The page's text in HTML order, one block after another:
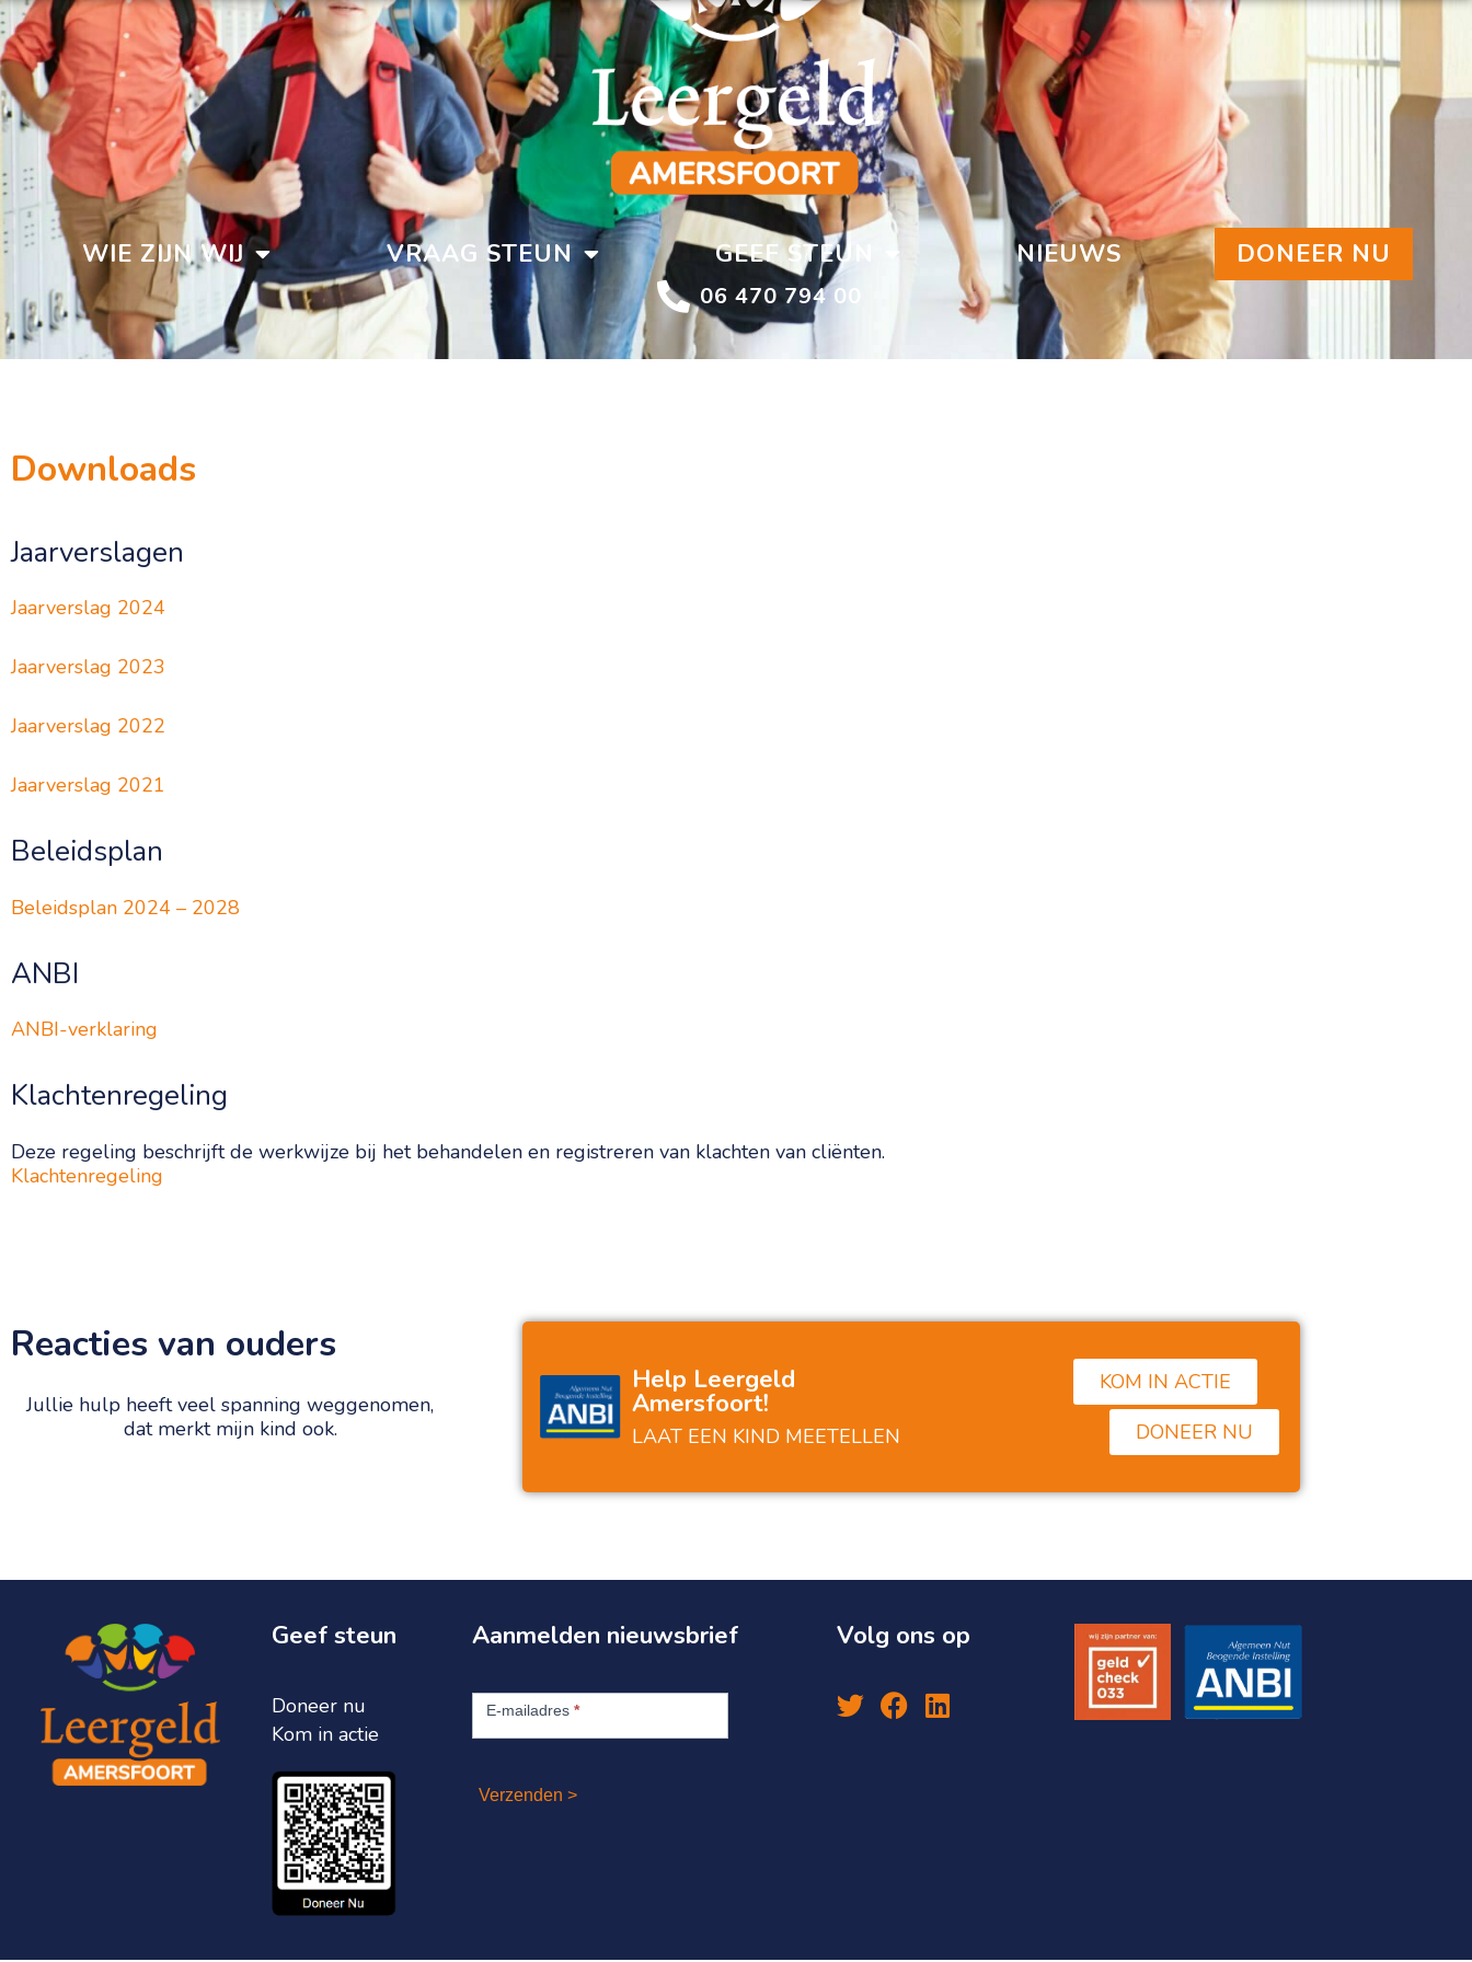
WIE ZIJN WIJ VRAAG STEUN GEEF STEUN NIEUWS DONEER NU
06 470 794 00
Downloads
Jaarverslagen
Jaarverslag 2024
Jaarverslag 2023
Jaarverslag 2022
Jaarverslag 2021
Beleidsplan
Beleidsplan 2024 – 2028
ANBI
ANBI-verklaring
Klachtenregeling
Deze regeling beschrijft de werkwijze bij het behandelen en registreren van klachten van cliënten.
Klachtenregeling
Reacties van ouders
Jullie hulp heeft veel spanning weggenomen,
dat merkt mijn kind ook.
Leergeld stond klaar en hielp zonder te
oordelen. Helemaal top.
Het is zo goed dat dit bestaat…!
Help Leergeld
Amersfoort!
LAAT EEN KIND MEETELLEN
KOM IN ACTIE
DONEER NU
Geef steun
Doneer nu
Kom in actie
Aanmelden nieuwsbrief
nieuwsbrief
E-mailadres*
Verzenden >
Volg ons op